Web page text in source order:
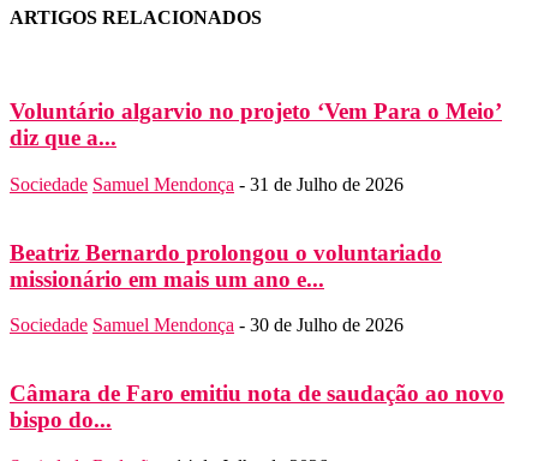
ARTIGOS RELACIONADOS
Voluntário algarvio no projeto ‘Vem Para o Meio’
diz que a...
Sociedade Samuel Mendonça - 31 de Julho de 2026
Beatriz Bernardo prolongou o voluntariado
missionário em mais um ano e...
Sociedade Samuel Mendonça - 30 de Julho de 2026
Câmara de Faro emitiu nota de saudação ao novo
bispo do...